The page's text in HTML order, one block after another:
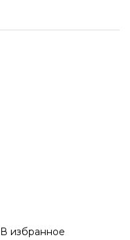
В избранное